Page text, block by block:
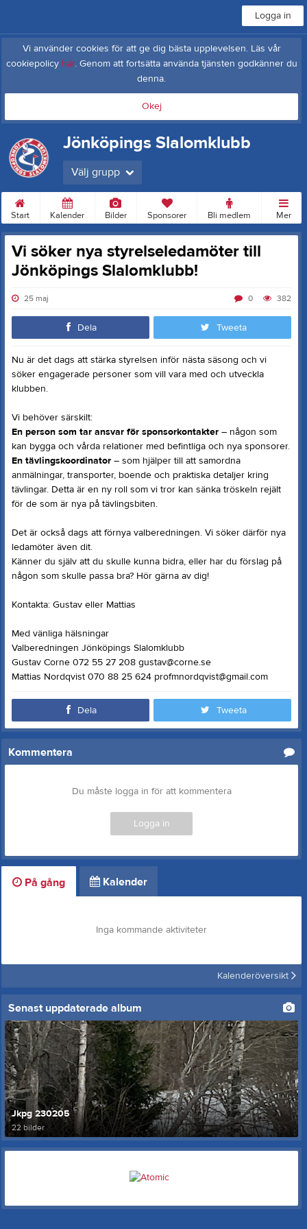
Logga in
Vi använder cookies för att ge dig bästa upplevelsen. Läs vår
cookiepolicy här. Genom att fortsätta använda tjänsten godkänner du
denna.
Okej
Jönköpings Slalomklubb
Välj grupp
Start Kalender Bilder Sponsorer Bli medlem Mer
Vi söker nya styrelseledamöter till
Jönköpings Slalomklubb!
25 maj 382
0
Dela Tweeta
Nu är det dags att stärka styrelsen inför nästa säsong och vi
söker engagerade personer som vill vara med och utveckla
klubben.
Vi behöver särskilt:
En person som tar ansvar för sponsorkontakter – någon som
kan bygga och vårda relationer med befintliga och nya sponsorer.
En tävlingskoordinator – som hjälper till att samordna
anmälningar, transporter, boende och praktiska detaljer kring
tävlingar. Detta är en ny roll som vi tror kan sänka tröskeln rejält
för de som är nya på tävlingsbiten.
Det är också dags att förnya valberedningen. Vi söker därför nya
ledamöter även dit.
Känner du själv att du skulle kunna bidra, eller har du förslag på
någon som skulle passa bra? Hör gärna av dig!
Kontakta: Gustav eller Mattias
Med vänliga hälsningar
Valberedningen Jönköpings Slalomklubb
Gustav Corne 072 55 27 208 gustav@corne.se
Mattias Nordqvist 070 88 25 624 profmnordqvist@gmail.com
Dela Tweeta
Kommentera
Du måste logga in för att kommentera
Logga in
På gång Kalender
Inga kommande aktiviteter
Kalenderöversikt
Senast uppdaterade album
Jkpg 230205
22 bilder